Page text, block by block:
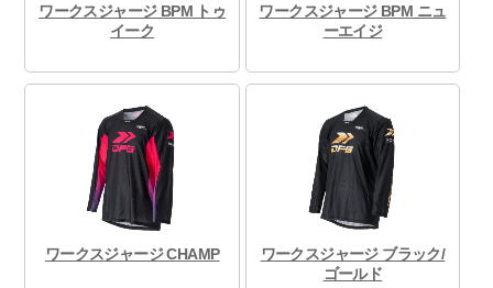
ワークスジャージ BPM トゥ
イーク
ワークスジャージ BPM ニュ
ーエイジ
ワークスジャージ CHAMP
ワークスジャージ ブラック/
ゴールド